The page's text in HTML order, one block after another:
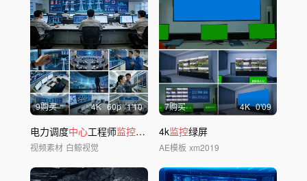
9购买 4K 60p 1'10
电力调度中心工程师监控电力系统数字化运维
视频素材 白鲸视觉
7购买 4K 0'09
4k监控绿屏
AE模板 xm2019